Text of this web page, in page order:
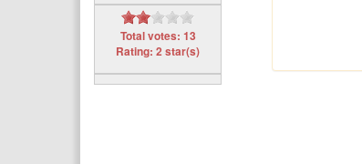
Total votes: 13
Rating: 2 star(s)